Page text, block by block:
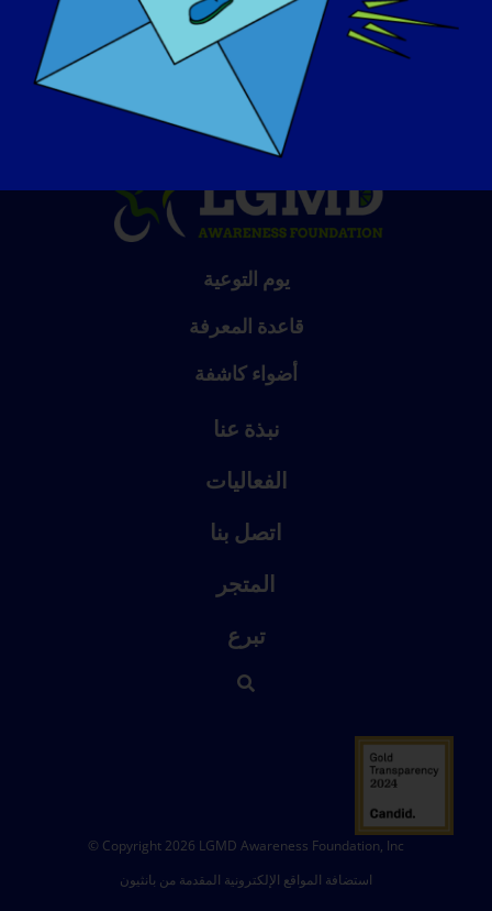
يوم التوعية
قاعدة المعرفة
أضواء كاشفة
نبذة عنا
الفعاليات
اتصل بنا
المتجر
تبرع
© Copyright 2026 LGMD Awareness Foundation, Inc
استضافة المواقع الإلكترونية المقدمة من بانثيون